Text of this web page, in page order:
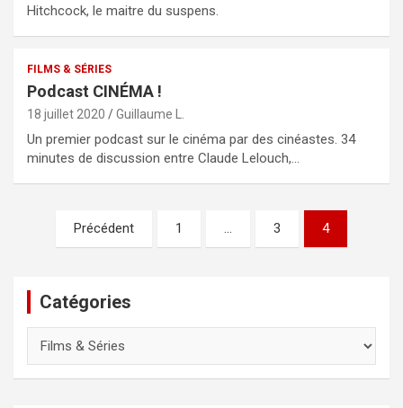
Hitchcock, le maitre du suspens.
FILMS & SÉRIES
Podcast CINÉMA !
18 juillet 2020 Guillaume L.
Un premier podcast sur le cinéma par des cinéastes. 34
minutes de discussion entre Claude Lelouch,…
Pagination
Précédent 1 … 3 4
Catégories